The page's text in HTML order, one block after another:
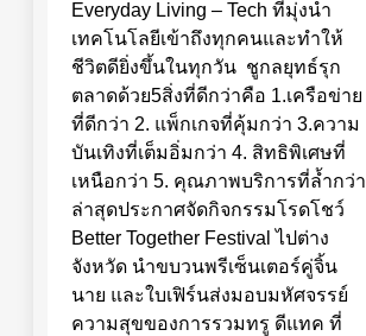
Everyday Living – Tech ที่มุ่งนำ
เทคโนโลยีเข้าถึงทุกคนและทำให้
ชีวิตดียิ่งขึ้นในทุกวัน ชูกลยุทธ์รุก
ตลาดด้วย5สิ่งที่ดีกว่าคือ 1.เครือข่าย
ที่ดีกว่า 2. แพ็กเกจที่คุ้มกว่า 3.ความ
บันเทิงที่เต็มอิ่มกว่า 4. สิทธิพิเศษที่
เหนือกว่า 5. คุณภาพบริการที่ล้ำกว่า
ล่าสุดประกาศจัดกิจกรรมโรดโชว์
Better Together Festival ไปต่าง
จังหวัด นำขบวนพรีเซ็นเตอร์คู่จิ้น
นาย และใบเฟิร์นส่งมอบมหัศจรรย์
ความสุขของการรวมทรู ดีแทค ที่